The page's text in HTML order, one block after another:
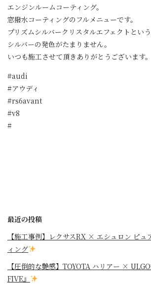
エンジンルームコーティング。
窓撥水コーティングのフルメニューです。
プリズムシルバークリスタルエフェクトという
シルバーの発色がたまりません。
いつも施工させて頂きありがとうございます。
#audi
#アウディ
#rs6avant
#v8
#
最近の投稿
【施工事例】レクサスRX × エシュロン ピュ
ィング
【圧倒的な艶感】TOYOTA ハリアー ×
FIVE』